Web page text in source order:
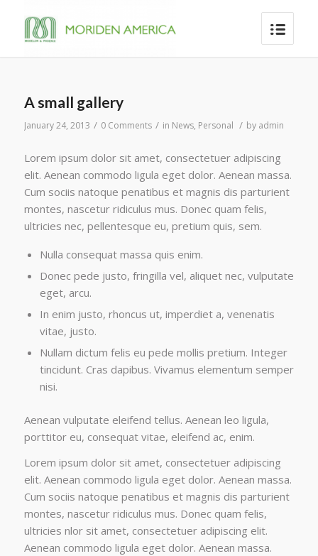
A small gallery
January 24, 2013 / 0 Comments / in News, Personal / by admin
Lorem ipsum dolor sit amet, consectetuer adipiscing
elit. Aenean commodo ligula eget dolor. Aenean massa.
Cum sociis natoque penatibus et magnis dis parturient
montes, nascetur ridiculus mus. Donec quam felis,
ultricies nec, pellentesque eu, pretium quis, sem.
Nulla consequat massa quis enim.
Donec pede justo, fringilla vel, aliquet nec, vulputate
eget, arcu.
In enim justo, rhoncus ut, imperdiet a, venenatis
vitae, justo.
Nullam dictum felis eu pede mollis pretium. Integer
tincidunt. Cras dapibus. Vivamus elementum semper
nisi.
Aenean vulputate eleifend tellus. Aenean leo ligula,
porttitor eu, consequat vitae, eleifend ac, enim.
Lorem ipsum dolor sit amet, consectetuer adipiscing
elit. Aenean commodo ligula eget dolor. Aenean massa.
Cum sociis natoque penatibus et magnis dis parturient
montes, nascetur ridiculus mus. Donec quam felis,
ultricies nlor sit amet, consectetuer adipiscing elit.
Aenean commodo ligula eget dolor. Aenean massa.